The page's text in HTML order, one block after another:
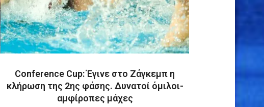
Conference Cup: Έγινε στο Ζάγκεμπ η
κλήρωση της 2ης φάσης. Δυνατοί όμιλοι-
αμφίροπες μάχες